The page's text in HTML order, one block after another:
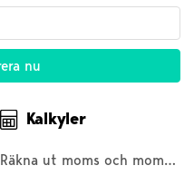
Kalkyler
Räkna ut moms och moms baklänges